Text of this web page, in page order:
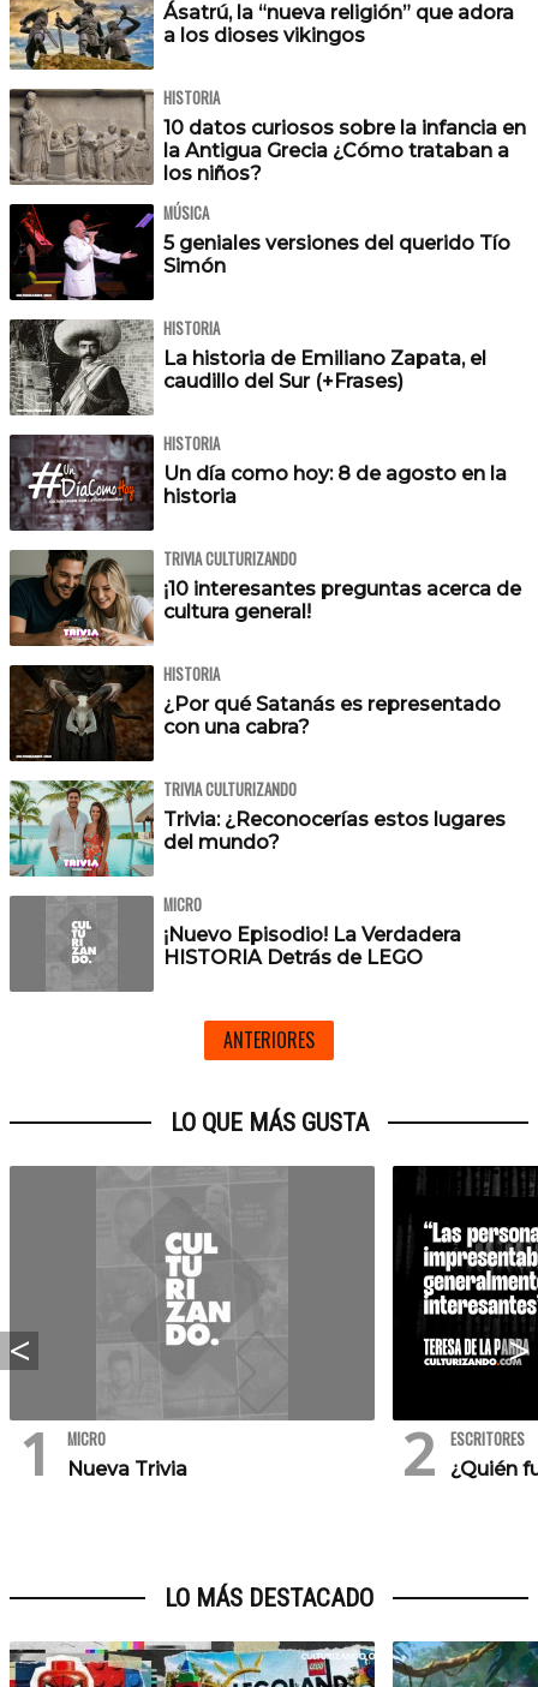
Ásatrú, la “nueva religión” que adora
a los dioses vikingos
HISTORIA
10 datos curiosos sobre la infancia en
la Antigua Grecia ¿Cómo trataban a
los niños?
MÚSICA
5 geniales versiones del querido Tío
Simón
HISTORIA
La historia de Emiliano Zapata, el
caudillo del Sur (+Frases)
HISTORIA
Un día como hoy: 8 de agosto en la
historia
TRIVIA CULTURIZANDO
¡10 interesantes preguntas acerca de
cultura general!
HISTORIA
¿Por qué Satanás es representado
con una cabra?
TRIVIA CULTURIZANDO
Trivia: ¿Reconocerías estos lugares
del mundo?
MICRO
¡Nuevo Episodio! La Verdadera
HISTORIA Detrás de LEGO
ANTERIORES
LO QUE MÁS GUSTA
MICRO
Nueva Trivia
ESCRITORES
¿Quién
LO MÁS DESTACADO